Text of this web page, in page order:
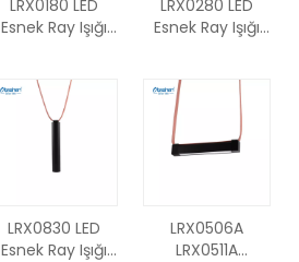
LRX0180 LED
Esnek Ray Işığı
değiştirilebilir
Küre
LRX0280 LED
Esnek Ray Işığı
değiştirilebilir
Yarım Küre
LRX0830 LED
Esnek Ray Işığı
LRX0506A
LRX0511A